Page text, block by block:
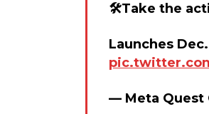
🛠️Take the
Launches
— Meta Quest